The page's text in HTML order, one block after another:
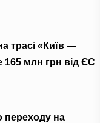
трасі «Київ —
млн грн від ЄС
переходу на